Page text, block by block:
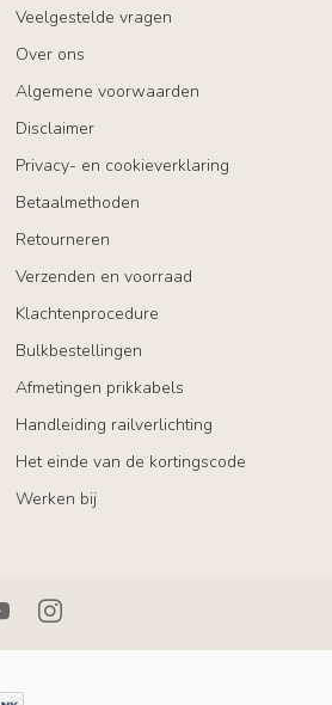
Veelgestelde vragen
Over ons
Algemene voorwaarden
Disclaimer
Privacy- en cookieverklaring
Betaalmethoden
Retourneren
Verzenden en voorraad
Klachtenprocedure
Bulkbestellingen
Afmetingen prikkabels
Handleiding railverlichting
Het einde van de kortingscode
Werken bij